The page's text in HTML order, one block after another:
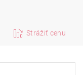
Strážiť cenu